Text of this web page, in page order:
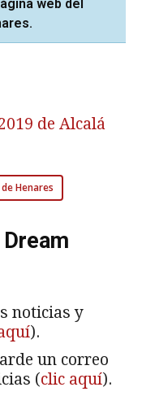
web del
de Alcalá
Henares
noticias y
).
un correo
(clic aquí).